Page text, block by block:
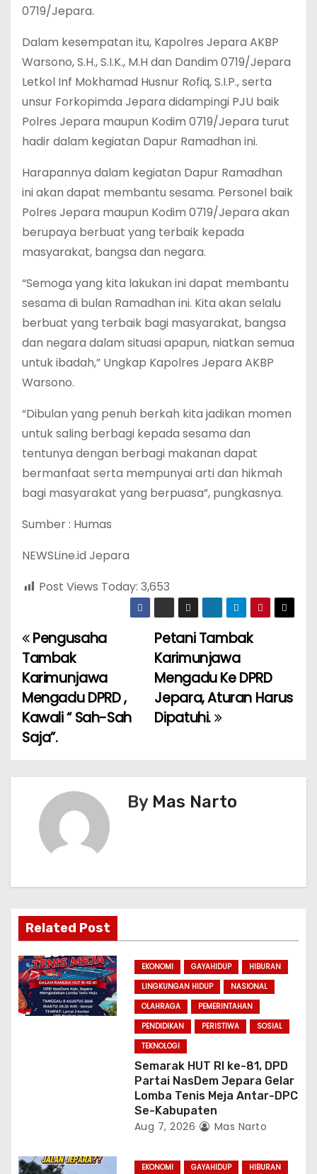
0719/Jepara.
Dalam kesempatan itu, Kapolres Jepara AKBP
Warsono, S.H., S.I.K., M.H dan Dandim 0719/Jepara
Letkol Inf Mokhamad Husnur Rofiq, S.I.P., serta
unsur Forkopimda Jepara didampingi PJU baik
Polres Jepara maupun Kodim 0719/Jepara turut
hadir dalam kegiatan Dapur Ramadhan ini.
Harapannya dalam kegiatan Dapur Ramadhan
ini akan dapat membantu sesama. Personel baik
Polres Jepara maupun Kodim 0719/Jepara akan
berupaya berbuat yang terbaik kepada
masyarakat, bangsa dan negara.
“Semoga yang kita lakukan ini dapat membantu
sesama di bulan Ramadhan ini. Kita akan selalu
berbuat yang terbaik bagi masyarakat, bangsa
dan negara dalam situasi apapun, niatkan semua
untuk ibadah,” Ungkap Kapolres Jepara AKBP
Warsono.
“Dibulan yang penuh berkah kita jadikan momen
untuk saling berbagi kepada sesama dan
tentunya dengan berbagi makanan dapat
bermanfaat serta mempunyai arti dan hikmah
bagi masyarakat yang berpuasa”, pungkasnya.
Sumber : Humas
NEWSLine.id Jepara
Post Views Today: 3,653
P
o
s
t
g
a
t
i
o
Petani Tambak
Karimunjawa
Mengadu Ke DPRD
Jepara, Aturan Harus
Dipatuhi.
Pengusaha
Tambak
Karimunjawa
Mengadu DPRD ,
Kawali “ Sah-Sah
Saja”.
By Mas Narto
Related Post
EKONOMI GAYAHIDUP
HIBURAN
LINGKUNGAN HIDUP
NASIONAL
OLAHRAGA
PEMERINTAHAN
PENDIDIKAN
PERISTIWA
SOSIAL
TEKNOLOGI
Semarak HUT RI ke-81, DPD
Partai NasDem Jepara Gelar
Lomba Tenis Meja Antar-DPC
Se-Kabupaten
Aug 7, 2026 Mas Narto
EKONOMI GAYAHIDUP HIBURAN